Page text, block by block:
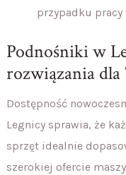
przypadku
Podnośniki w
rozwiązania
Dostępność
Legnicy sprawia, że
sprzęt idealnie
szerokiej ofercie